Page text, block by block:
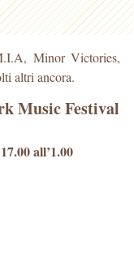
Minor Victories,
altri ancora.
Music Festival
all’1.00